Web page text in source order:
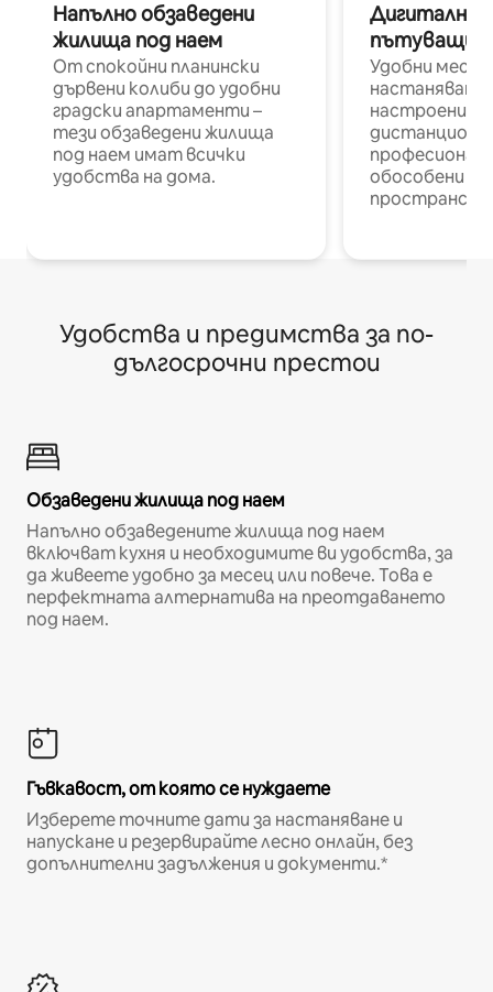
Напълно обзаведени
жилища под наем
От спокойни планински
дървени колиби до удобни
градски апартаменти –
тези обзаведени жилища
под наем имат всички
удобства на дома.
Дигитални
пътуващи
Удобни
настаняване
настроени и
обособени
Удобства и предимства за по-
дългосрочни престои
Обзаведени жилища под наем
Напълно обзаведените жилища под наем
включват кухня и необходимите ви удобства, за
да живеете удобно за месец или повече. Това е
перфектната алтернатива на преотдаването
под наем.
Гъвкавост, от която се нуждаете
Изберете точните дати за настаняване и
напускане и резервирайте лесно онлайн, без
допълнителни задължения и документи.*